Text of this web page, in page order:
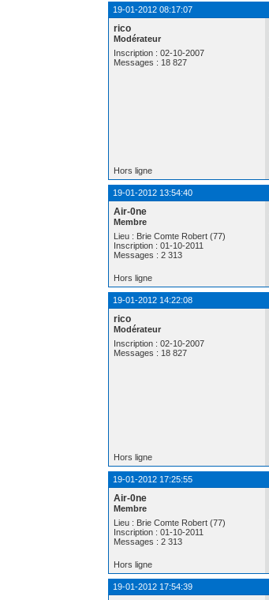
19-01-2012 08:17:07
rico
Modérateur
Inscription : 02-10-2007
Messages : 18 827
Hors ligne
19-01-2012 13:54:40
Air-0ne
Membre
Lieu : Brie Comte Robert (77)
Inscription : 01-10-2011
Messages : 2 313
Hors ligne
19-01-2012 14:22:08
rico
Modérateur
Inscription : 02-10-2007
Messages : 18 827
Hors ligne
19-01-2012 17:25:55
Air-0ne
Membre
Lieu : Brie Comte Robert (77)
Inscription : 01-10-2011
Messages : 2 313
Hors ligne
19-01-2012 17:54:39